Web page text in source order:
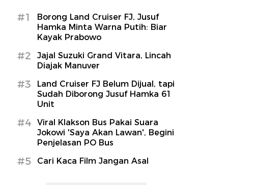
#1
Borong Land Cruiser FJ, Jusuf
Hamka Minta Warna Putih: Biar
Kayak Prabowo
#2
Jajal Suzuki Grand Vitara, Lincah
Diajak Manuver
#3
Land Cruiser FJ Belum Dijual, tapi
Sudah Diborong Jusuf Hamka 61
Unit
#4
Viral Klakson Bus Pakai Suara
Jokowi 'Saya Akan Lawan', Begini
Penjelasan PO Bus
#5 Cari Kaca Film Jangan Asal